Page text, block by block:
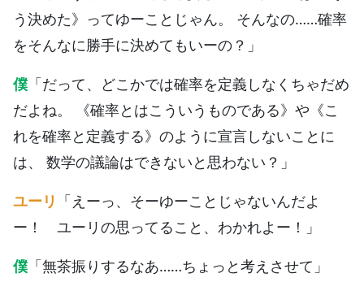
う決めた》ってゆーことじゃん。 そんなの……確率
をそんなに勝手に決めてもいーの？」
僕 「だって、どこかでは確率を定義しなくちゃだめ
だよね。 《確率とはこういうものである》や《こ
れを確率と定義する》のように宣言しないことに
は、 数学の議論はできないと思わない？」
ユーリ 「えーっ、そーゆーことじゃないんだよ
ー！ ユーリの思ってること、わかれよー！」
僕 「無茶振りするなあ……ちょっと考えさせて」